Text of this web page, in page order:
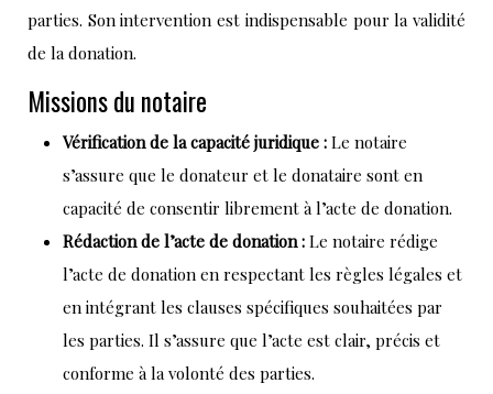
parties. Son intervention est indispensable pour la validité
de la donation.
Missions du notaire
Vérification de la capacité juridique : Le notaire
s’assure que le donateur et le donataire sont en
capacité de consentir librement à l’acte de donation.
Rédaction de l’acte de donation : Le notaire rédige
l’acte de donation en respectant les règles légales et
en intégrant les clauses spécifiques souhaitées par
les parties. Il s’assure que l’acte est clair, précis et
conforme à la volonté des parties.